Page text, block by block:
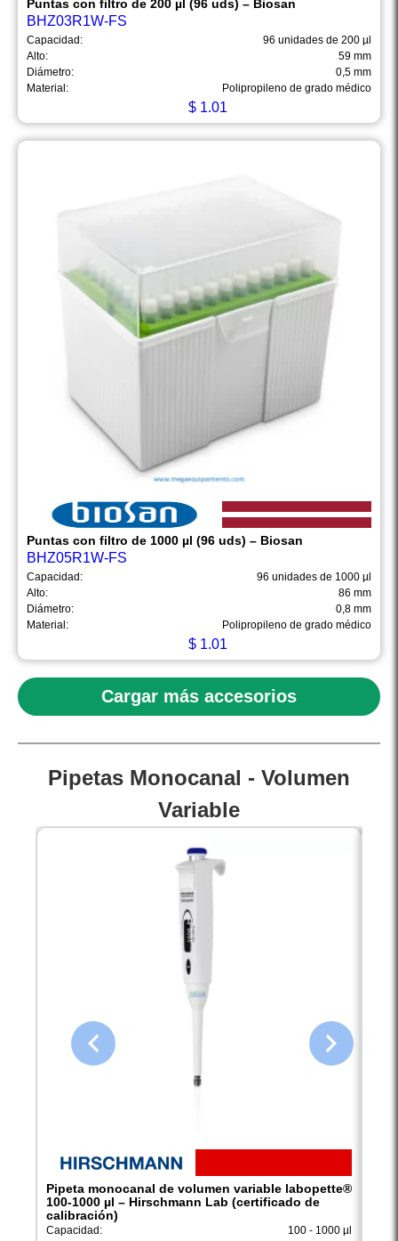
Puntas con filtro de 200 µl (96 uds) – Biosan
BHZ03R1W-FS
Capacidad:
96 unidades de 200 µl
Alto:
59 mm
Diámetro:
0,5 mm
Material:
Polipropileno de grado médico
$ 1.01
Puntas con filtro de 1000 µl (96 uds) – Biosan
BHZ05R1W-FS
Capacidad:
96 unidades de 1000 µl
Alto:
86 mm
Diámetro:
0,8 mm
Material:
Polipropileno de grado médico
$ 1.01
Cargar más accesorios
Pipetas Monocanal - Volumen
Variable
Pipeta monocanal de volumen variable labopette®
100-1000 µl – Hirschmann Lab (certificado de
calibración)
Capacidad:
100 - 1000 µl